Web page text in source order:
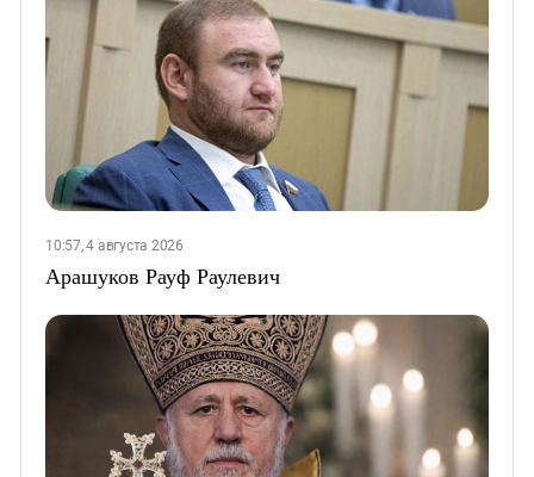
10:57, 4 августа 2026
Арашуков Рауф Раулевич